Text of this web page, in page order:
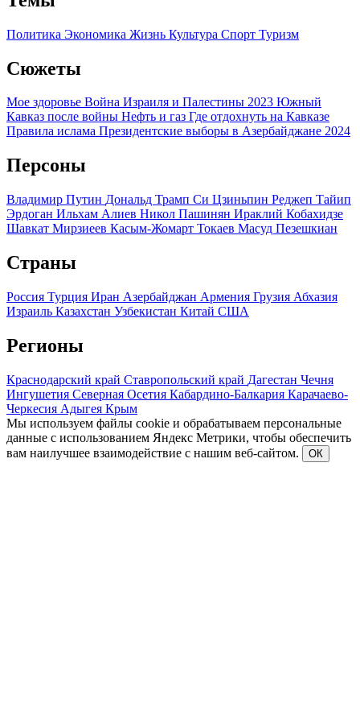
Политика Экономика Жизнь Культура Спорт Туризм
Сюжеты
Мое здоровье Война Израиля и Палестины 2023 Южный
Кавказ после войны Нефть и газ Где отдохнуть на Кавказе
Правила ислама Президентские выборы в Азербайджане 2024
Персоны
Владимир Путин Дональд Трамп Си Цзиньпин Реджеп Тайип
Эрдоган Ильхам Алиев Никол Пашинян Ираклий Кобахидзе
Шавкат Мирзиеев Касым-Жомарт Токаев Масуд Пезешкиан
Страны
Россия Турция Иран Азербайджан Армения Грузия Абхазия
Израиль Казахстан Узбекистан Китай США
Регионы
Краснодарский край Ставропольский край Дагестан Чечня
Ингушетия Северная Осетия Кабардино-Балкария Карачаево-
Черкесия Адыгея Крым
Мы используем файлы cookie и обрабатываем персональные
данные с использованием Яндекс Метрики, чтобы обеспечить
вам наилучшее взаимодействие с нашим веб-сайтом.
ОК